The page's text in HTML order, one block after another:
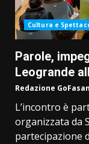
Cultura e
Parole,
Leogrande
Redazione
L’incontro è
organizzata da
partecipazione